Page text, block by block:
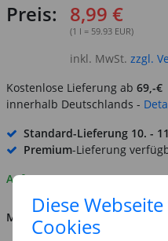
Preis: 8,99 €
(1 l = 59.93 EUR)
inkl. MwSt. zzgl.
Kostenlose Lieferung ab 69,-€
innerhalb Deutschlands -
Standard-Lieferung 10. -
Premium-Lieferung
Auf Lager
MENGEDiese
Cookies